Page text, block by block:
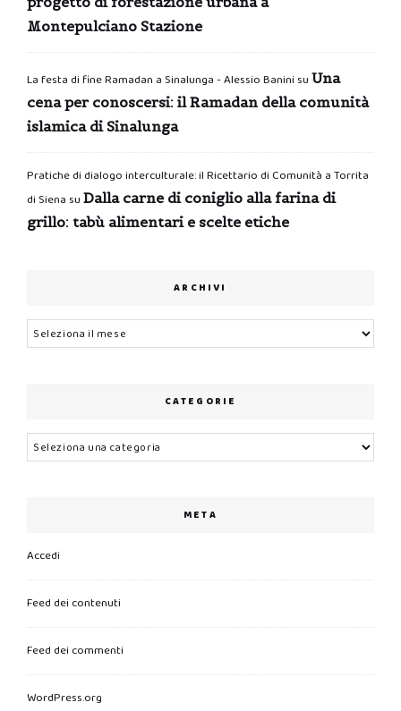
Montepulciano Stazione
La festa di fine Ramadan a Sinalunga - Alessio Banini su Una
cena per conoscersi: il Ramadan della comunità
islamica di Sinalunga
Pratiche di dialogo interculturale: il Ricettario di Comunità a Torrita
di Siena su Dalla carne di coniglio alla farina di
grillo: tabù alimentari e scelte etiche
ARCHIVI
Archivi
CATEGORIE
Categorie
META
Accedi
Feed dei contenuti
Feed dei commenti
WordPress.org